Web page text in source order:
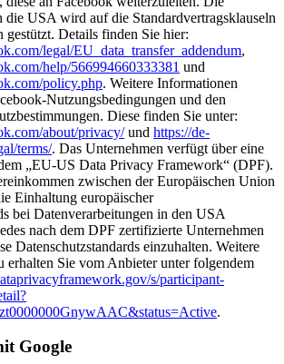
die USA wird auf die Standardvertragsklauseln
Details finden Sie hier:
legal/EU_data_transfer_addendum,
help/566994660333381 und
policy.php. Weitere Informationen
Nutzungsbedingungen und den
Diese finden Sie unter:
about/privacy/und https://de-
terms/. Das Unternehmen verfügt über eine
„EU-US Data Privacy Framework“ (DPF).
zwischen der Europäischen Union
Einhaltung europäischer
bei Datenverarbeitungen in den USA
nach dem DPF zertifizierte Unternehmen
Datenschutzstandards einzuhalten. Weitere
erhalten Sie vom Anbieter unter folgendem
s/participant-
.
Google